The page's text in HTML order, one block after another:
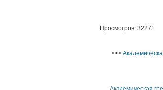
Просмотров: 32271
<<<
Академическая